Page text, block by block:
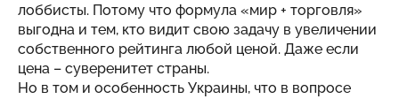
лоббисты. Потому что формула «мир + торговля»
выгодна и тем, кто видит свою задачу в увеличении
собственного рейтинга любой ценой. Даже если
цена – суверенитет страны.
Но в том и особенность Украины, что в вопросе